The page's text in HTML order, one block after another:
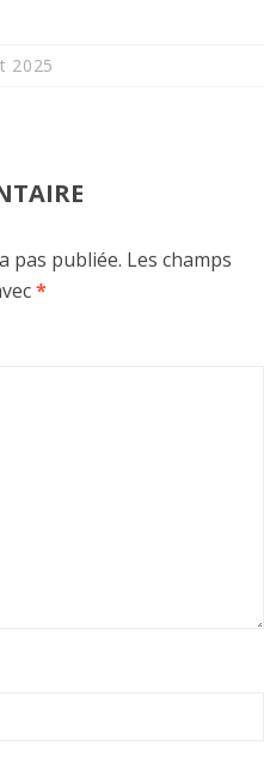
2025
pas publiée. Les champs
*